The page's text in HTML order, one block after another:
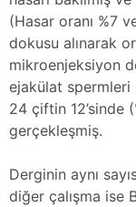
(Hasar oranı %7
dokusu alınarak
mikroenjeksiyon
ejakülat spermleri
24 çiftin 12’sinde
gerçekleşmiş.
Derginin aynı
diğer çalışma ise